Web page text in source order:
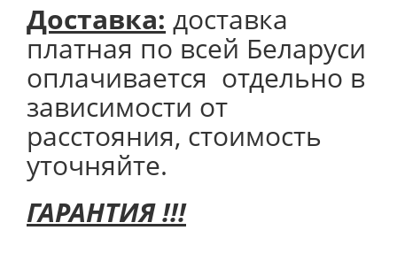
Доставка: доставка
платная по всей Беларуси
оплачивается отдельно в
зависимости от
расстояния, стоимость
уточняйте.
ГАРАНТИЯ !!!